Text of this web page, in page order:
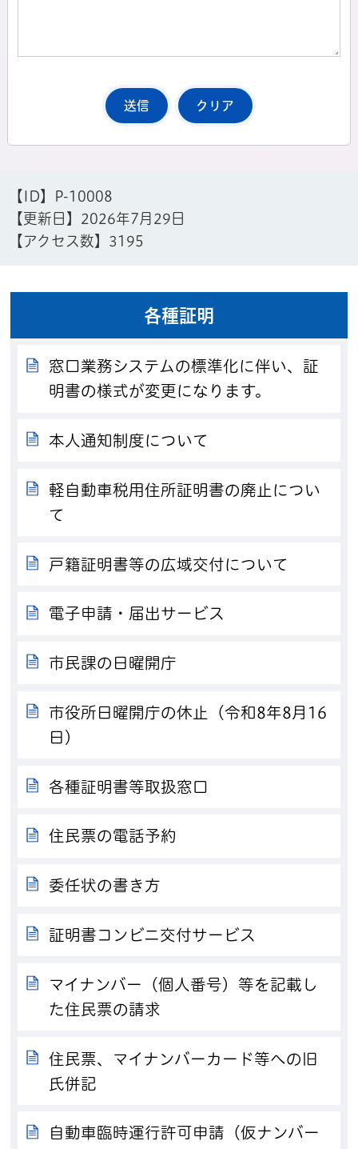
【ID】
P-10008
【更新日】 2026年7月29日
【アクセス数】 3195
各種証明
窓口業務システムの標準化に伴い、証
明書の様式が変更になります。
本人通知制度について
軽自動車税用住所証明書の廃止につい
て
戸籍証明書等の広域交付について
電子申請・届出サービス
市民課の日曜開庁
市役所日曜開庁の休止（令和8年8月16
日）
各種証明書等取扱窓口
住民票の電話予約
委任状の書き方
証明書コンビニ交付サービス
マイナンバー（個人番号）等を記載し
た住民票の請求
住民票、マイナンバーカード等への旧
氏併記
自動車臨時運行許可申請（仮ナンバー